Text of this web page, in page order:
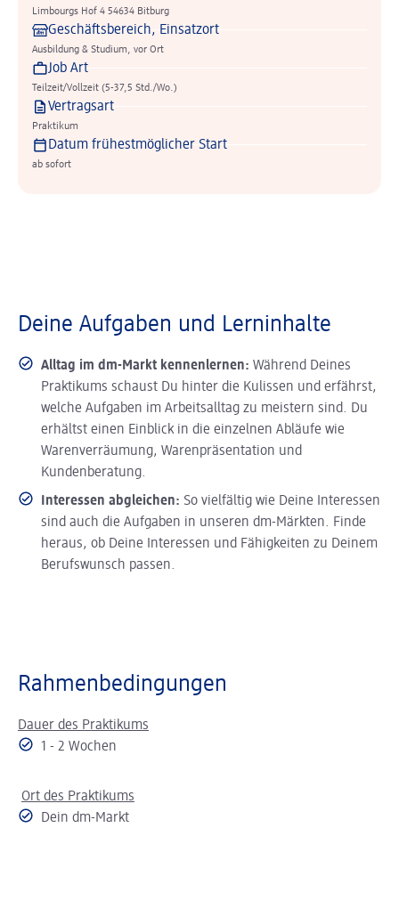
Limbourgs Hof 4 54634 Bitburg
Geschäftsbereich, Einsatzort
Ausbildung & Studium, vor Ort
Job Art
Teilzeit/Vollzeit (5-37,5 Std./Wo.)
Vertragsart
Praktikum
Datum frühestmöglicher Start
ab sofort
Deine Aufgaben und Lerninhalte
Alltag im dm-Markt kennenlernen: Während Deines
Praktikums schaust Du hinter die Kulissen und erfährst,
welche Aufgaben im Arbeitsalltag zu meistern sind. Du
erhältst einen Einblick in die einzelnen Abläufe wie
Warenverräumung, Warenpräsentation und
Kundenberatung.
Interessen abgleichen: So vielfältig wie Deine Interessen
sind auch die Aufgaben in unseren dm-Märkten. Finde
heraus, ob Deine Interessen und Fähigkeiten zu Deinem
Berufswunsch passen.
Rahmenbedingungen
Dauer des Praktikums
1 - 2 Wochen
Ort des Praktikums
Dein dm-Markt